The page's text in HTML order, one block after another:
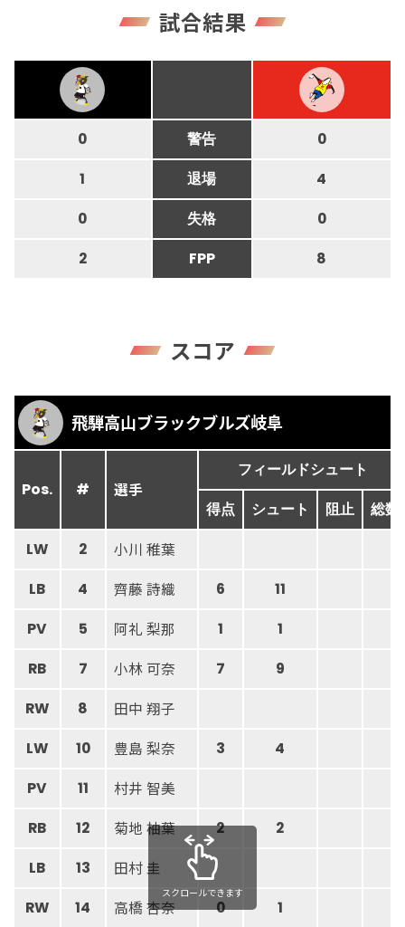
試合結果
0 警告 0
1 退場 4
0 失格 0
2 FPP 8
スコア
飛騨高山ブラックブルズ岐阜
Pos. # 選手
フィールドシュート
得点 シュート 阻止 総数
LW 2 小川 稚葉
LB 4 齊藤 詩織 6 11
PV 5 阿礼 梨那 1 1
RB 7 小林 可奈 7 9
RW 8 田中 翔子
LW 10 豊島 梨奈 3 4
PV 11 村井 智美
RB 12 菊地 柚葉 2 2
LB 13 田村 圭
RW 14 高橋 杏奈 0 1
スクロールできます